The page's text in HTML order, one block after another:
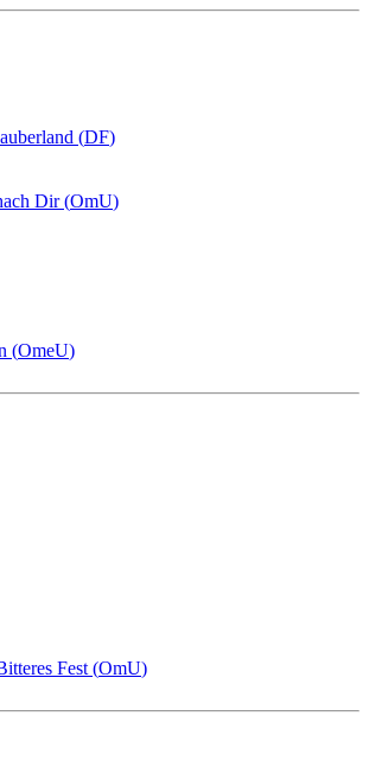
(DF)
Dir (OmU)
(OmeU)
Fest (OmU)